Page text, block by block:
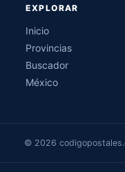
EXPLORAR
Inicio
Provincias
Buscador
México
© 2026